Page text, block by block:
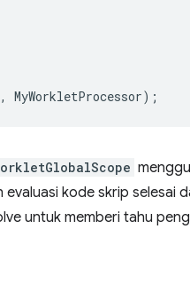
, MyWorkletProcessor);
kode skrip selesai
untuk memberi tahu